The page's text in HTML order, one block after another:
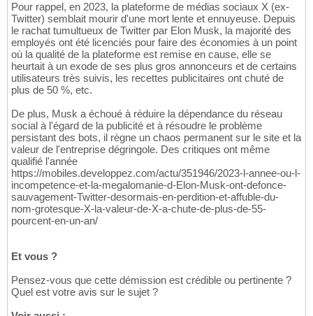
Pour rappel, en 2023, la plateforme de médias sociaux X (ex-
Twitter) semblait mourir d'une mort lente et ennuyeuse. Depuis
le rachat tumultueux de Twitter par Elon Musk, la majorité des
employés ont été licenciés pour faire des économies à un point
où la qualité de la plateforme est remise en cause, elle se
heurtait à un exode de ses plus gros annonceurs et de certains
utilisateurs très suivis, les recettes publicitaires ont chuté de
plus de 50 %, etc.
De plus, Musk a échoué à réduire la dépendance du réseau
social à l'égard de la publicité et à résoudre le problème
persistant des bots, il règne un chaos permanent sur le site et la
valeur de l'entreprise dégringole. Des critiques ont même
qualifié l'année
https://mobiles.developpez.com/actu/351946/2023-l-annee-ou-l-
incompetence-et-la-megalomanie-d-Elon-Musk-ont-defonce-
sauvagement-Twitter-desormais-en-perdition-et-affuble-du-
nom-grotesque-X-la-valeur-de-X-a-chute-de-plus-de-55-
pourcent-en-un-an/
Et vous ?
Pensez-vous que cette démission est crédible ou pertinente ?
Quel est votre avis sur le sujet ?